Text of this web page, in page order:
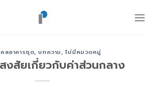
ลอาคารชุด, บทความ, ไม่มีหมวดหมู่
งสัยเกี่ยวกับค่าส่วนกลาง